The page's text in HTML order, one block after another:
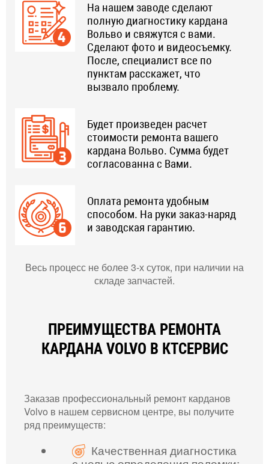
На нашем заводе сделают
полную диагностику кардана
Вольво и свяжутся с вами.
Сделают фото и видеосъемку.
После, специалист все по
пунктам расскажет, что
вызвало проблему.
Будет произведен расчет
стоимости ремонта вашего
кардана Вольво. Сумма будет
согласованна с Вами.
Оплата ремонта удобным
способом. На руки заказ-наряд
и заводская гарантию.
Весь процесс не более 3-х суток, при наличии на
складе запчастей.
ПРЕИМУЩЕСТВА РЕМОНТА
КАРДАНА VOLVO В КТСЕРВИС
Заказав профессиональный ремонт карданов
Volvo в нашем сервисном центре, вы получите
ряд преимуществ:
Качественная диагностика